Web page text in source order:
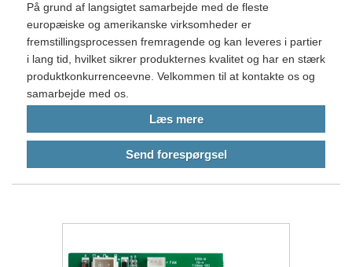
På grund af langsigtet samarbejde med de fleste
europæiske og amerikanske virksomheder er
fremstillingsprocessen fremragende og kan leveres i partier
i lang tid, hvilket sikrer produkternes kvalitet og har en stærk
produktkonkurrenceevne. Velkommen til at kontakte os og
samarbejde med os.
Læs mere
Send forespørgsel